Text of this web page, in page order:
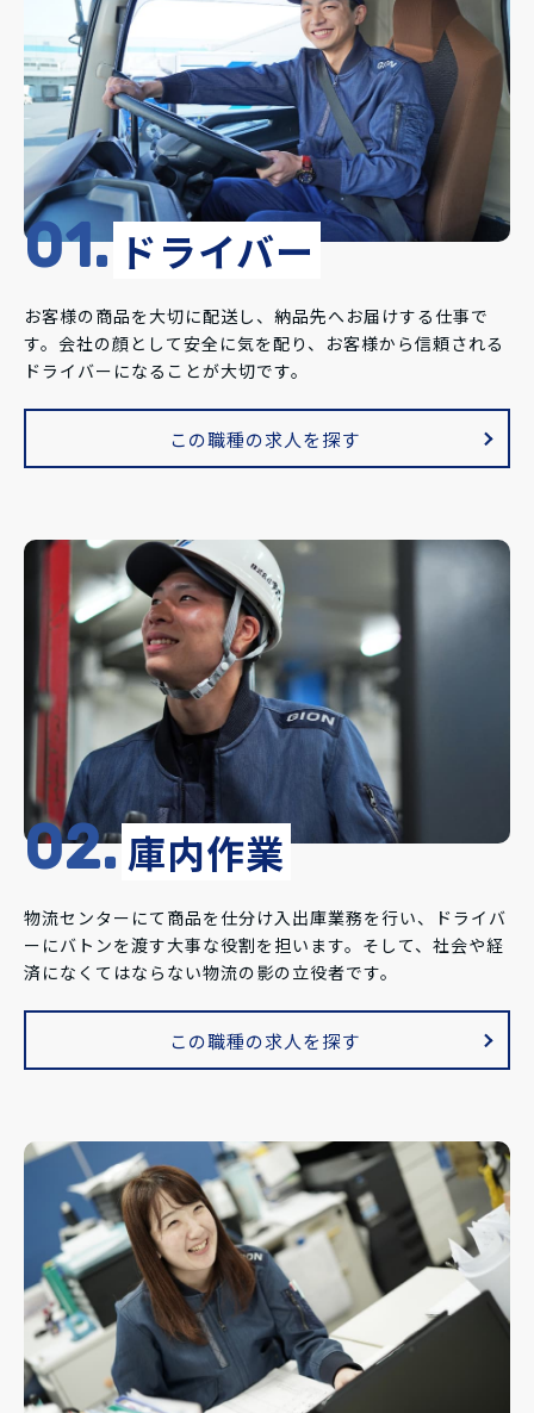
01. ドライバー
お客様の商品を大切に配送し、納品先へお届けする仕事で
す。会社の顔として安全に気を配り、お客様から信頼される
ドライバーになることが大切です。
この職種の求人を探す
02.庫内作業
物流センターにて商品を仕分け入出庫業務を行い、ドライバ
ーにバトンを渡す大事な役割を担います。そして、社会や経
済になくてはならない物流の影の立役者です。
この職種の求人を探す